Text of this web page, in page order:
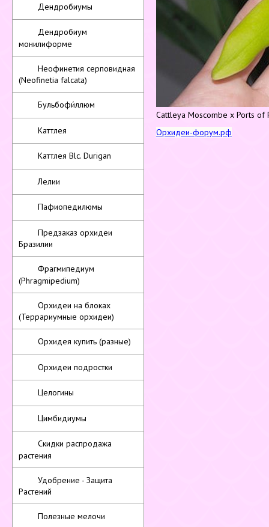
Дендробиумы
Дендробиум
монилиформе
Неофинетия серповидная
(Neofinetia falcata)
Бульбофи́ллюм
Каттлея
Каттлея Blc. Durigan
Лелии
Пафиопедилюмы
Предзаказ орхидеи
Бразилии
Фрагмипедиум
(Phragmipedium)
Орхидеи на блоках
(Террариумные орхидеи)
Орхидея купить (разные)
Орхидеи подростки
Целогины
Цимбидиумы
Скидки распродажа
растения
Удобрение - Защита
Растений
Полезные мелочи
Cattleya Moscombe x Ports
Орхидеи-форум.рф